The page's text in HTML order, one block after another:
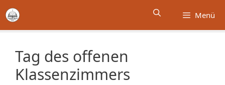
Zum
Inhalt
springen
Menü
Tag des offenen
Klassenzimmers